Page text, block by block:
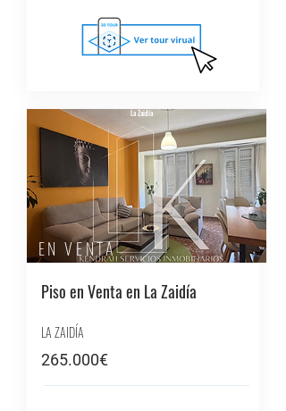
EN VENTA
Piso en Venta en La Zaidía
LA ZAIDÍA
265.000€
La Zaidía